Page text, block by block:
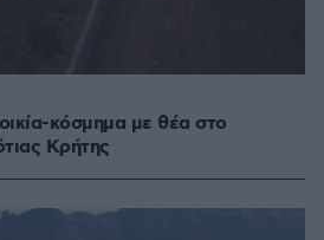
κόσμημα με θέα στο
Κρήτης